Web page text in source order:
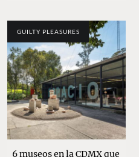
GUILTY PLEASURES
6 museos en la CDMX que